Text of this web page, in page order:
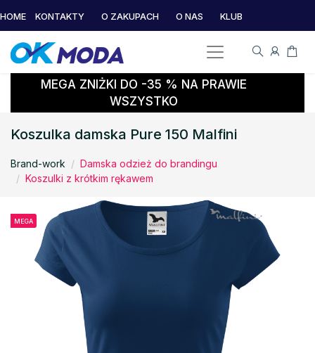
HOME KONTAKTY O ZAKUPACH O NAS KLUB
MEGA ZNIŻKI DO -35 % NA PRAWIE
WSZYSTKO
Koszulka damska Pure 150 Malfini
Brand-work
Damska odzież do brandingu
Koszulki z krótkim rękawem
MEGA